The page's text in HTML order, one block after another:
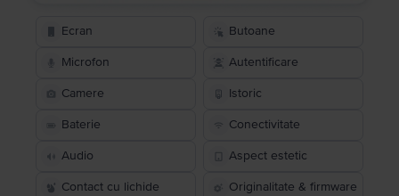
Ecran Butoane
Microfon Autentificare
Camere Istoric
Baterie Conectivitate
Audio Aspect estetic
Contact cu lichide Originalitate & firmware